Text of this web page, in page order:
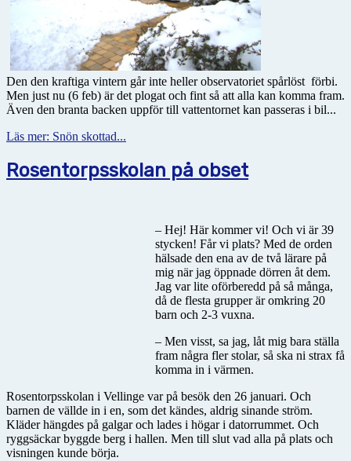
Den den kraftiga vintern går inte heller observatoriet spårlöst förbi.
Men just nu (6 feb) är det plogat och fint så att alla kan komma fram.
Även den branta backen uppför till vattentornet kan passeras i bil...
Läs mer: Snön skottad...
Rosentorpsskolan på obset
– Hej! Här kommer vi! Och vi är 39
stycken! Får vi plats? Med de orden
hälsade den ena av de två lärare på
mig när jag öppnade dörren åt dem.
Jag var lite oförberedd på så många,
då de flesta grupper är omkring 20
barn och 2-3 vuxna.
– Men visst, sa jag, låt mig bara ställa
fram några fler stolar, så ska ni strax få
komma in i värmen.
Rosentorpsskolan i Vellinge var på besök den 26 januari. Och
barnen de vällde in i en, som det kändes, aldrig sinande ström.
Kläder hängdes på galgar och lades i högar i datorrummet. Och
ryggsäckar byggde berg i hallen. Men till slut vad alla på plats och
visningen kunde börja.